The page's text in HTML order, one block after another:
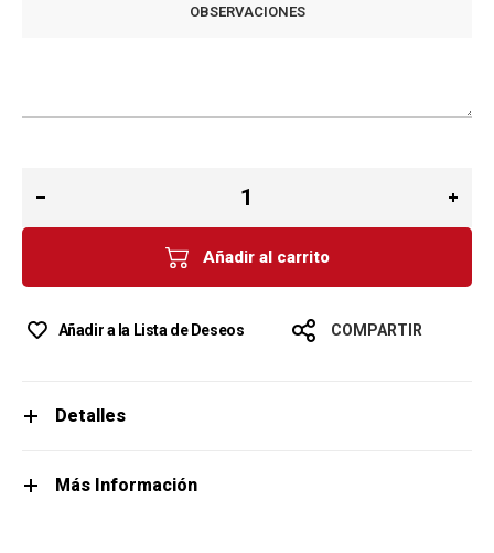
OBSERVACIONES
Añadir al carrito
Añadir a la Lista de Deseos COMPARTIR
Detalles
Más Información